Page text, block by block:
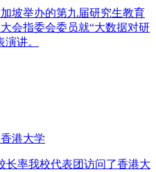
坡举办的第九届研究生教育
会指委会委员就“大数据对研
讲。
港大学
长率我校代表团访问了香港大